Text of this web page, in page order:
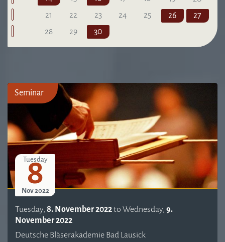
21
22 23 24 25 26
27
28
29 30
Seminar
Tuesday
8
Nov 2022
Tuesday, 8. November 2022to Wednesday, 9.
November 2022
Deutsche Bläserakademie Bad Lausick